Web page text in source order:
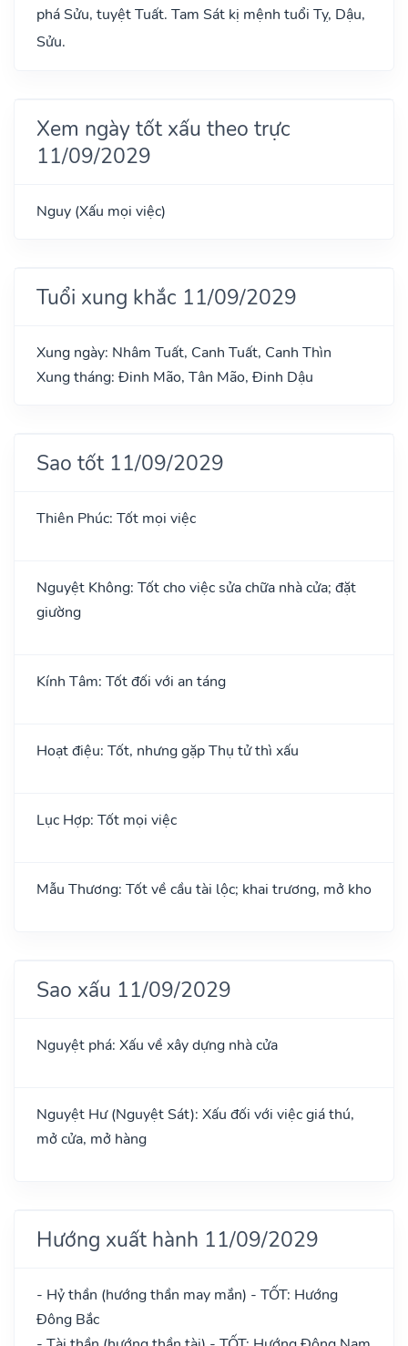
phá Sửu, tuyệt Tuất. Tam Sát kị mệnh tuổi Tỵ, Dậu,
Sửu.
Xem ngày tốt xấu theo trực
11/09/2029
Nguy (Xấu mọi việc)
Tuổi xung khắc 11/09/2029
Xung ngày: Nhâm Tuất, Canh Tuất, Canh Thìn
Xung tháng: Đinh Mão, Tân Mão, Đinh Dậu
Sao tốt 11/09/2029
Thiên Phúc: Tốt mọi việc
Nguyệt Không: Tốt cho việc sửa chữa nhà cửa; đặt
giường
Kính Tâm: Tốt đối với an táng
Hoạt điệu: Tốt, nhưng gặp Thụ tử thì xấu
Lục Hợp: Tốt mọi việc
Mẫu Thương: Tốt về cầu tài lộc; khai trương, mở kho
Sao xấu 11/09/2029
Nguyệt phá: Xấu về xây dựng nhà cửa
Nguyệt Hư (Nguyệt Sát): Xấu đối với việc giá thú,
mở cửa, mở hàng
Hướng xuất hành 11/09/2029
- Hỷ thần (hướng thần may mắn) - TỐT: Hướng
Đông Bắc